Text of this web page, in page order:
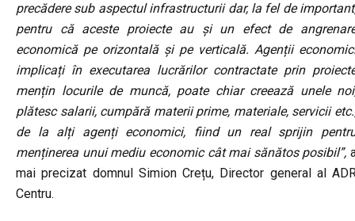
precădere sub aspectul infrastructurii dar, la fel de
pentru că aceste proiecte au și un efect de
economică pe orizontală și pe verticală. Agenții
implicați în executarea lucrărilor contractate prin
mențin locurile de muncă, poate chiar creează unele
plătesc salarii, cumpără materii prime, materiale, servicii
de la alți agenți economici, fiind un real sprijin
menținerea unui mediu economic cât mai sănătos posibil”,
mai precizat domnul Simion Crețu, Director general al
Centru.